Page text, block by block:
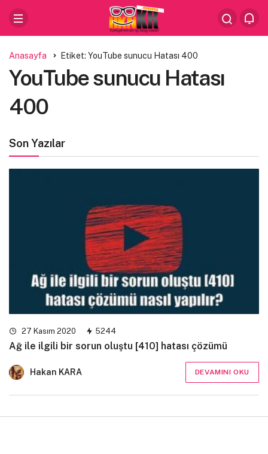
Anasayfa Etiket: YouTube sunucu Hatası 400
YouTube sunucu Hatası
400
Son Yazılar
27 Kasım 2020 5244
Ağ ile ilgili bir sorun oluştu [410] hatası çözümü
Hakan KARA DEVAMINI OKU